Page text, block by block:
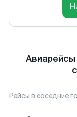
Рейсы в соседние